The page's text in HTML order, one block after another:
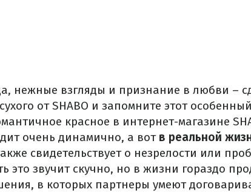
нежные взгляды и признание в любви –
от SHABO и запомните этот
красное в интернет-магазине
очень динамично, а вот в реальной
свидетельствует о незрелости или
это звучит скучно, но в жизни гораздо
в которых партнеры умеют